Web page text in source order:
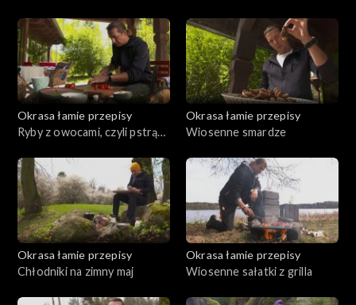
Okrasa łamie przepisy
Ryby z owocami, czyli pstrąg
Okrasa łamie przepisy
Wiosenne smardze
Okrasa łamie przepisy
Chłodniki na zimny maj
Okrasa łamie przepisy
Wiosenne sałatki z grilla